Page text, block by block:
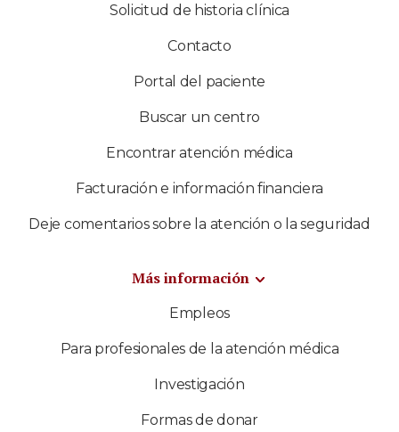
Solicitud de historia clínica
Contacto
Portal del paciente
Buscar un centro
Encontrar atención médica
Facturación e información financiera
Deje comentarios sobre la atención o la seguridad
Más información
Empleos
Para profesionales de la atención médica
Investigación
Formas de donar